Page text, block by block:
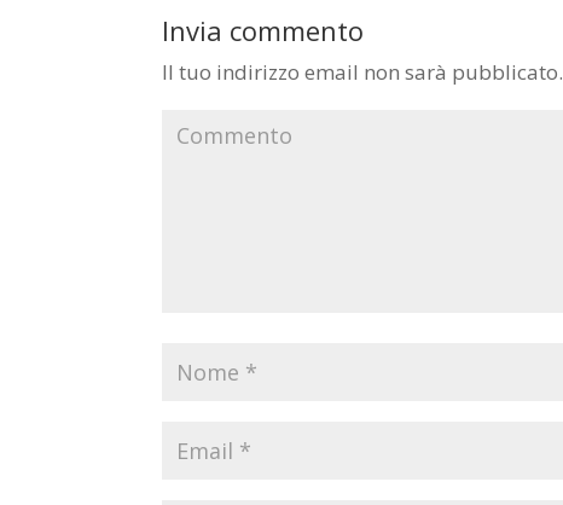
Invia commento
Il tuo indirizzo email non sarà pubblicato.